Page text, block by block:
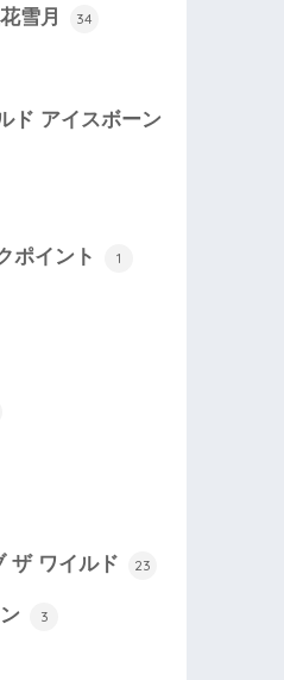
雪月 34
ド アイスボーン
ポイント 1
ザ ワイルド 23
3